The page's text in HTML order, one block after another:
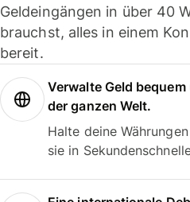
Geldeingängen in über 40
brauchst, alles in einem
bereit.
Verwalte Geld
der ganzen Welt.
Halte deine
sie in